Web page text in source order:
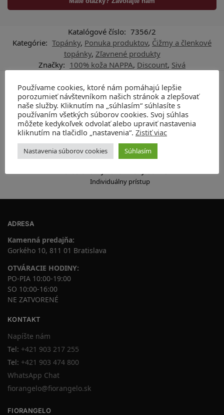
Katalógové číslo: 7356/2
Kategórie: Topánky, Ponuka produktov, Čižmy a členkové
topánky, Zľavnené produkty
Značky: 100% koža NAPPA, Discount, Sivá
Vyrobené v Taliansku
100% made in Italy
Ručná výroba
Prvotriedne vypracovanie
Prémiové materiály
Rozmanitá farebnosť
Individuálny prístup
ADRESA
Kamenná predajňa:
Gorkého 10, 811 01 Bratislava
OTVÁRACIE HODINY:
PO-PIA 10:00-19:00
SO 10:00-16:00
NE ZATVORENÉ
KONTAKT
Napíšte nám
Tel: +421 903 217 255
Tel: +421 903 474 800
WhatsApp Chat
fiorangelo@fiorangelo.sk
FIORANGELO
Používame cookies, ktoré nám pomáhajú lepšie
porozumieť návštevníkom našich stránok a zlepšovať
naše služby. Kliknutím na „súhlasím“ súhlasíte s
používaním všetkých súborov cookies. Svoj súhlas
môžete kedykoľvek odvolať alebo upraviť nastavenia
kliknutím na tlačidlo „nastavenia“. Zistiť viac
Nastavenia súborov cookies Súhlasím